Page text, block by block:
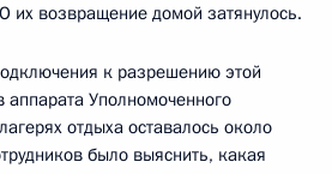
их возвращение домой затянулось.
к разрешению этой
аппарата Уполномоченного
отдыха оставалось около
было выяснить, какая